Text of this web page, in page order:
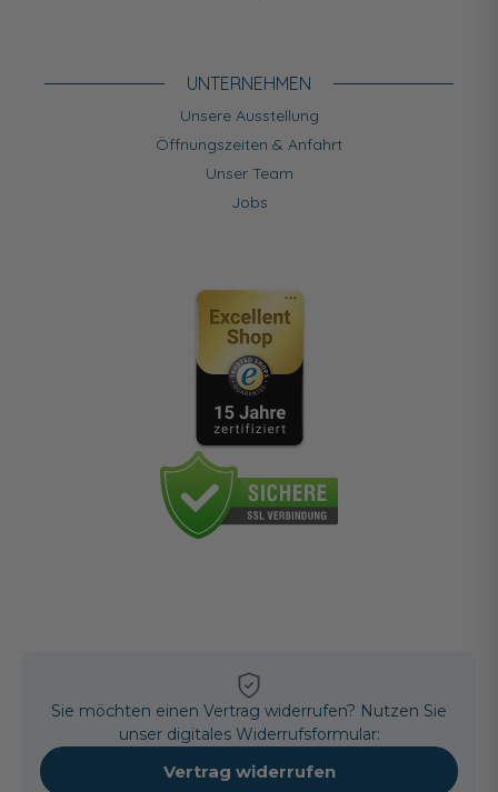
UNTERNEHMEN
Unsere Ausstellung
Öffnungszeiten & Anfahrt
Unser Team
Jobs
Sie möchten einen Vertrag widerrufen? Nutzen Sie
unser digitales Widerrufsformular:
Vertrag widerrufen